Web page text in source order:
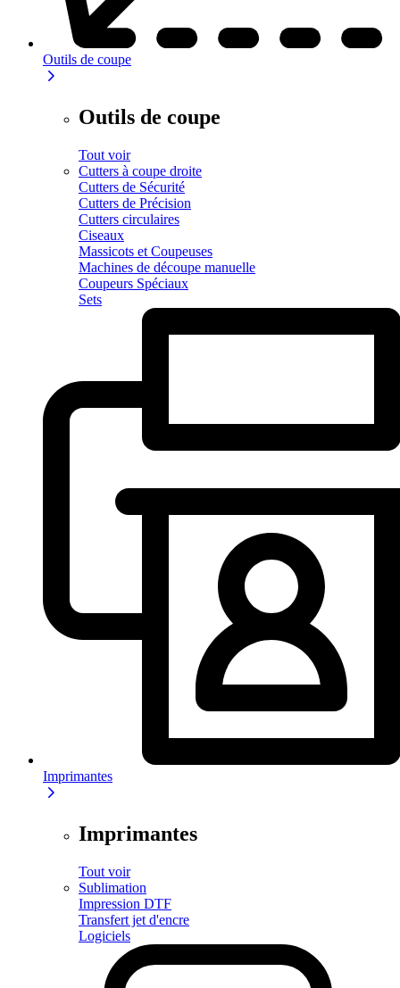
Outils de coupe
Outils de coupe
Tout voir
Cutters à coupe droite
Cutters de Sécurité
Cutters de Précision
Cutters circulaires
Ciseaux
Massicots et Coupeuses
Machines de découpe manuelle
Coupeurs Spéciaux
Sets
Imprimantes
Imprimantes
Tout voir
Sublimation
Impression DTF
Transfert jet d'encre
Logiciels